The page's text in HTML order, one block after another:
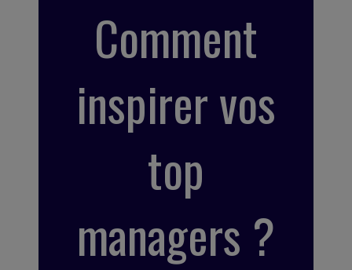
Comment
inspirer vos
top
managers ?